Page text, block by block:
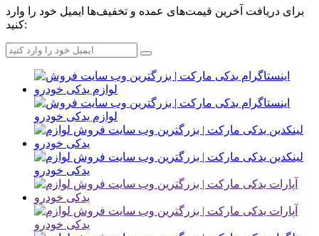
برای دریافت آخرین قیمت‌های عمده و تخفیف‌ها ایمیل خود را وارد
کنید: